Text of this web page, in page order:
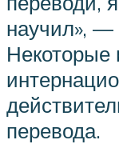
научил», —
Некоторые
перевода.